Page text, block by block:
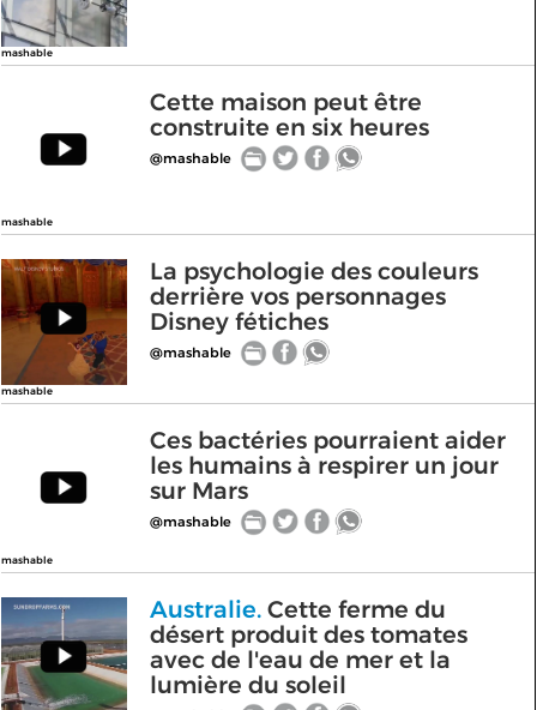
mashable
mashable
Cette maison peut être
construite en six heures
@mashable
mashable
La psychologie des couleurs
derrière vos personnages
Disney fétiches
@mashable
mashable
Ces bactéries pourraient aider
les humains à respirer un jour
sur Mars
@mashable
Australie.Cette ferme du
désert produit des tomates
avec de l'eau de mer et la
lumière du soleil